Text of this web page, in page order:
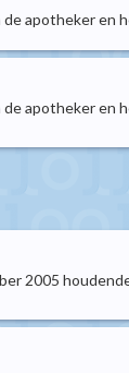
apotheker en
apotheker en
2005